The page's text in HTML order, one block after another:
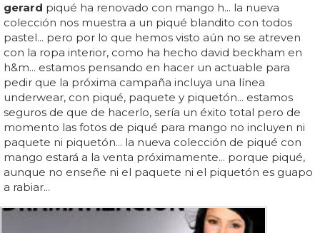
gerard piqué ha renovado con mango h... la nueva
colección nos muestra a un piqué blandito con todos
pastel... pero por lo que hemos visto aún no se atreven
con la ropa interior, como ha hecho david beckham en
h&m... estamos pensando en hacer un actuable para
pedir que la próxima campaña incluya una línea
underwear, con piqué, paquete y piquetón... estamos
seguros de que de hacerlo, sería un éxito total pero de
momento las fotos de piqué para mango no incluyen ni
paquete ni piquetón... la nueva colección de piqué con
mango estará a la venta próximamente... porque piqué,
aunque no enseñe ni el paquete ni el piquetón es guapo
a rabiar...